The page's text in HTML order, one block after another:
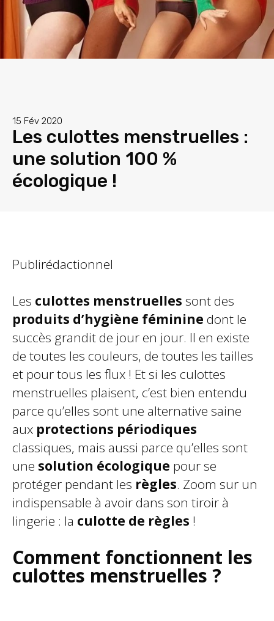
15 Fév 2020
Les culottes menstruelles :
une solution 100 %
écologique !
Publirédactionnel
Les culottes menstruelles sont des
produits d’hygiène féminine dont le
succès grandit de jour en jour. Il en existe
de toutes les couleurs, de toutes les tailles
et pour tous les flux ! Et si les culottes
menstruelles plaisent, c’est bien entendu
parce qu’elles sont une alternative saine
aux protections périodiques
classiques, mais aussi parce qu’elles sont
une solution écologique pour se
protéger pendant les règles. Zoom sur un
indispensable à avoir dans son tiroir à
lingerie : la culotte de règles !
Comment fonctionnent les
culottes menstruelles ?